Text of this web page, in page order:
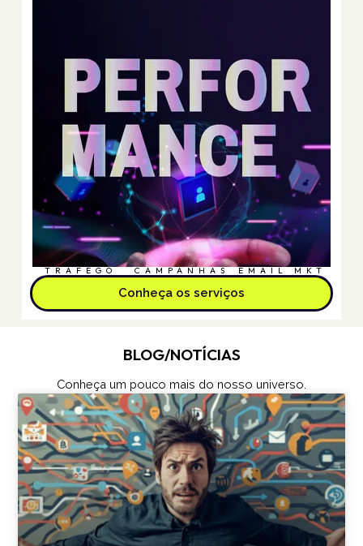
TRÁFEGO CAMPANHAS EMAIL MKT
Conheça os serviços
BLOG/NOTÍCIAS
Conheça um pouco mais do nosso universo.